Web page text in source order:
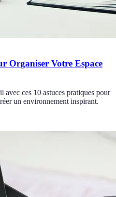
Organiser Votre Espace
avec ces 10 astuces pratiques pour
un environnement inspirant.